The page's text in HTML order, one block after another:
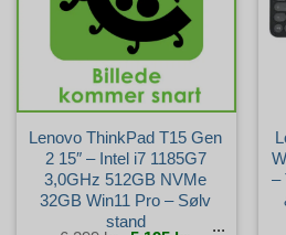
Lenovo ThinkPad T15 Gen
2 15″ – Intel i7 1185G7
3,0GHz 512GB NVMe
32GB Win11 Pro – Sølv
stand
–